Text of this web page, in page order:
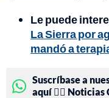
Le puede
La Sierra por
mandó a
Suscríbase a
aquí 👉🏻